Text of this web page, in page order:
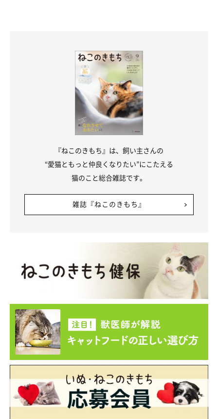
『ねこのきもち』は、飼い主さんの
“愛猫ともっと仲良くなりたい”にこたえる
猫のこと総合雑誌です。
雑誌『ねこのきもち』